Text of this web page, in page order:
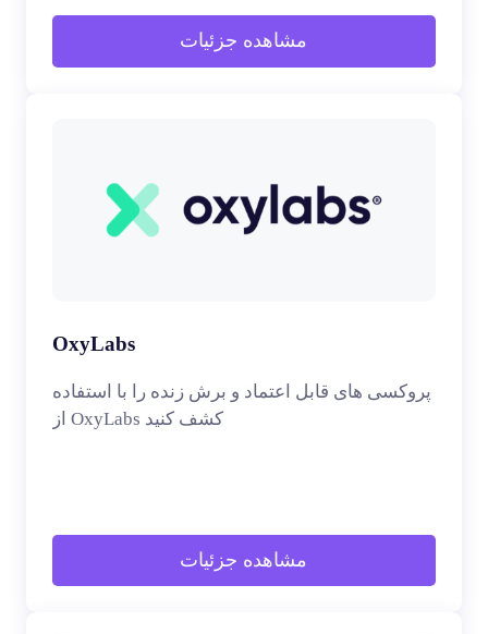
مشاهده جزئیات
OxyLabs
پروکسی های قابل اعتماد و برش زنده را با استفاده
از OxyLabs کشف کنید
مشاهده جزئیات